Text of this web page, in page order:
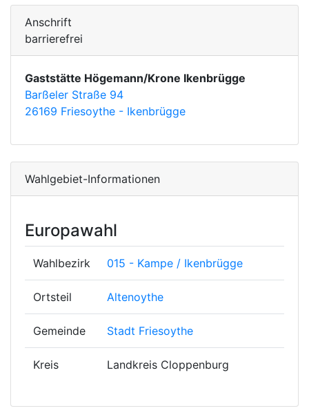
Anschrift
barrierefrei
Gaststätte Högemann/Krone Ikenbrügge
Barßeler Straße 94
26169 Friesoythe - Ikenbrügge
Wahlgebiet-Informationen
Europawahl
Wahlbezirk 015 - Kampe / Ikenbrügge
Ortsteil Altenoythe
Gemeinde Stadt Friesoythe
Kreis Landkreis Cloppenburg